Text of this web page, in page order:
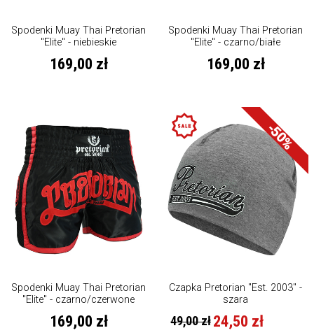
Spodenki Muay Thai Pretorian
"Elite" - niebieskie
169,00 zł
Spodenki Muay Thai Pretorian
"Elite" - czarno/białe
169,00 zł
Spodenki Muay Thai Pretorian
"Elite" - czarno/czerwone
169,00 zł
-50%
Czapka Pretorian "Est. 2003" -
szara
49,00 zł 24,50 zł